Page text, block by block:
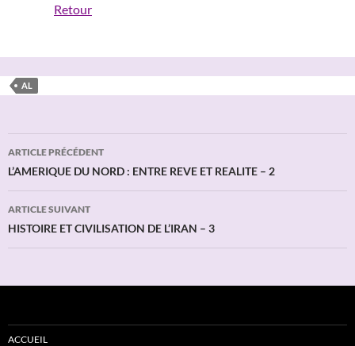
Retour
AL
Navigation
des
articles
ARTICLE PRÉCÉDENT
L’AMERIQUE DU NORD : ENTRE REVE ET REALITE – 2
ARTICLE SUIVANT
HISTOIRE ET CIVILISATION DE L’IRAN – 3
ACCUEIL